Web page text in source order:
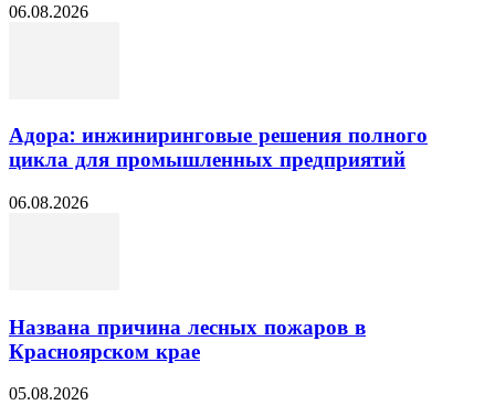
06.08.2026
Адора: инжиниринговые решения полного
цикла для промышленных предприятий
06.08.2026
Названа причина лесных пожаров в
Красноярском крае
05.08.2026